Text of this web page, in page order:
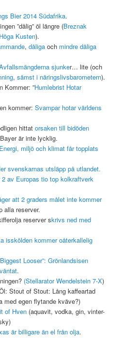
Bier 2014 Südafrika.
”dålig” öl längre (Breznak
Kusten).
,dåliga och mindre dåliga
sjunker… lite (och
,sämst i näringslivsbarometern).
Kommer: ”Humlebrist Hotar
kommer:Svampar hotar världens
hittatorsaken till bidöden
är inte lycklig.
Energi, miljö och klimat får topplats
svenskarnas utsläpp på utlandet.
2 av Europas tio top kolkraftverk
att 2 graders målet inte kommer
alla reserver.
reserver skrivs ned med
isskölden kommer oåterkallelig
Looser”: Grönlandsisen
.
(Stellarator Wendelstein 7-X)
Stout of Stout: Lång kaffeartad
med egen flytande kväve?)
of Hven (aquavit, vodka, gin, vinter-
är billigare än el från olja.